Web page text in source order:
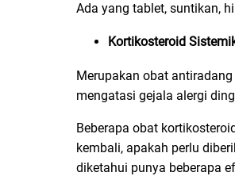
Ada yang tablet, suntikan,
Kortikosteroid
Merupakan obat
mengatasi gejala alergi
Beberapa obat
kembali, apakah perlu
diketahui punya beberapa